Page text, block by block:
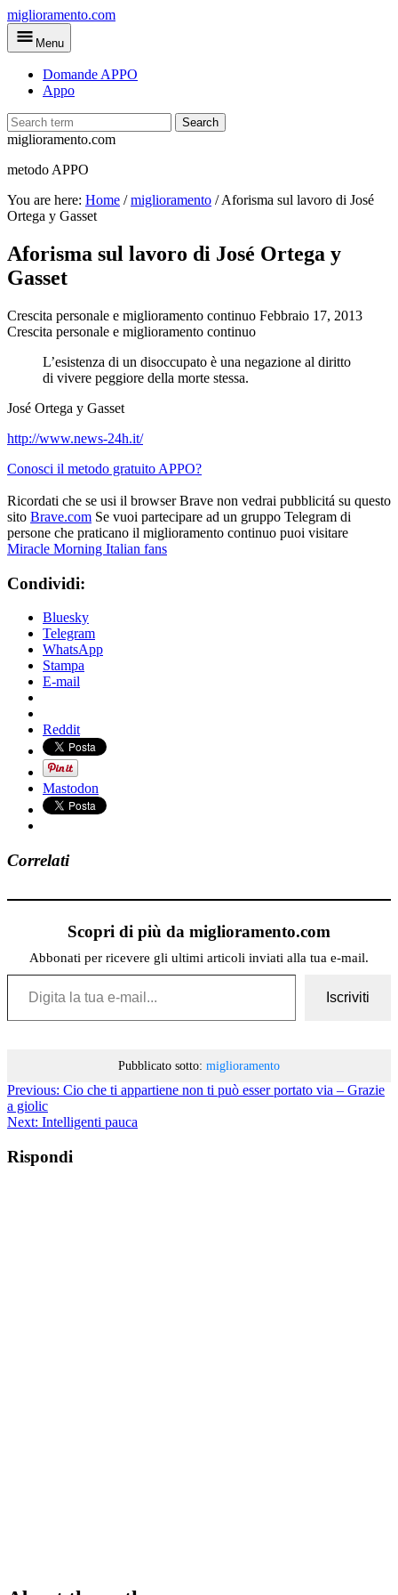
Skip
to
main
miglioramento.com
Menu
Domande APPO
Appo
Search
miglioramento.com
metodo APPO
You are here: Home /miglioramento /Aforisma sul lavoro di José
Ortega y Gasset
Aforisma sul lavoro di José Ortega y
Gasset
Crescita personale e miglioramento continuo Febbraio 17, 2013
Crescita personale e miglioramento continuo
L’esistenza di un disoccupato è una negazione al diritto
di vivere peggiore della morte stessa.
José Ortega y Gasset
http://www.news-24h.it/
Conosci il metodo gratuito APPO?
Ricordati che se usi il browser Brave non vedrai pubblicitá su questo
sito Brave.com Se vuoi partecipare ad un gruppo Telegram di
persone che praticano il miglioramento continuo puoi visitare
Miracle Morning Italian fans
Condividi:
Bluesky
Telegram
WhatsApp
Stampa
E-mail
Reddit
Mastodon
Correlati
Scopri di più da miglioramento.com
Abbonati per ricevere gli ultimi articoli inviati alla tua e-mail.
Digita la tua e-mail...
Iscriviti
Pubblicato sotto: miglioramento
Previous: Cio che ti appartiene non ti può esser portato via – Grazie
a giolic
Next: Intelligenti pauca
Rispondi